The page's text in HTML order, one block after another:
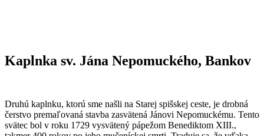
Kaplnka sv. Jána Nepomuckého, Bankov
Druhú kaplnku, ktorú sme našli na Starej spišskej ceste, je drobná
čerstvo premaľovaná stavba zasvätená Jánovi Nepomuckému. Tento
svätec bol v roku 1729 vysvätený pápežom Benediktom XIII.,